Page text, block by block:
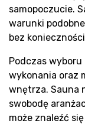
samopoczucie.
warunki
bez
Podczas
wykonania oraz
wnętrza. Sauna
swobodę
może znaleźć